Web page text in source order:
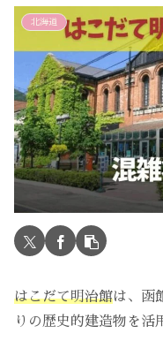
北海道
はこだて明治館は、函
りの歴史的建造物を活